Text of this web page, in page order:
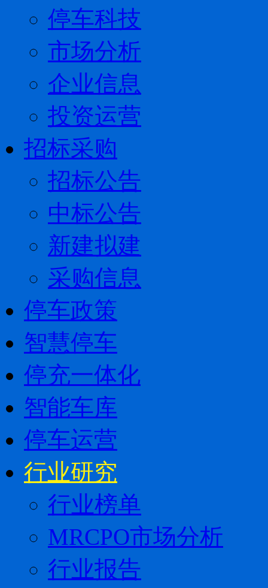
停车科技
市场分析
企业信息
投资运营
招标采购
招标公告
中标公告
新建拟建
采购信息
停车政策
智慧停车
停充一体化
智能车库
停车运营
行业研究
行业榜单
MRCPO市场分析
行业报告